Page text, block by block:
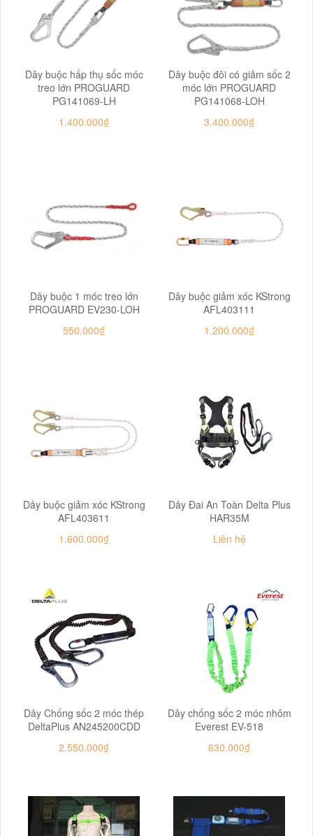
Dây buộc hấp thụ sốc móc
treo lớn PROGUARD
PG141069-LH
1.400.000₫
Dây buộc đôi có giảm sốc 2
móc lớn PROGUARD
PG141068-LOH
3.400.000₫
Dây buộc 1 móc treo lớn
PROGUARD EV230-LOH
550.000₫
Dây buộc giảm xóc KStrong
AFL403111
1.200.000₫
Dây buộc giảm xóc KStrong
AFL403611
1.600.000₫
Dây Đai An Toàn Delta Plus
HAR35M
Liên hệ
Dây Chống sốc 2 móc thép
DeltaPlus AN245200CDD
2.550.000₫
Dây chống sốc 2 móc nhôm
Everest EV-518
630.000₫